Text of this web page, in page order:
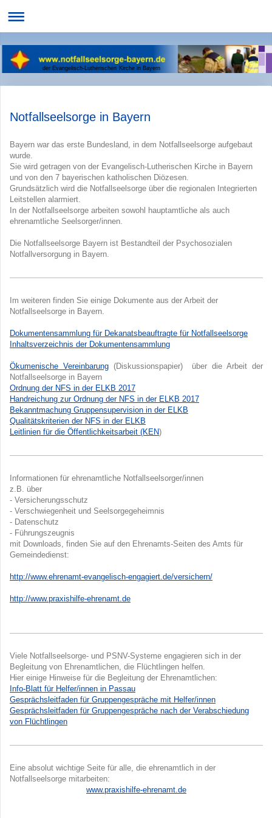
der Evangelisch-Lutherischen Kirche in Bayern
Notfallseelsorge in Bayern
Bayern war das erste Bundesland, in dem Notfallseelsorge aufgebaut
wurde.
Sie wird getragen von der Evangelisch-Lutherischen Kirche in Bayern
und von den 7 bayerischen katholischen Diözesen.
Grundsätzlich wird die Notfallseelsorge über die regionalen Integrierten
Leitstellen alarmiert.
In der Notfallseelsorge arbeiten sowohl hauptamtliche als auch
ehrenamtliche Seelsorger/innen.
Die Notfallseelsorge Bayern ist Bestandteil der Psychosozialen
Notfallversorgung in Bayern.
Im weiteren finden Sie einige Dokumente aus der Arbeit der
Notfallseelsorge in Bayern.
Dokumentensammlung für Dekanatsbeauftragte für Notfallseelsorge
Inhaltsverzeichnis der Dokumentensammlung
Ökumenische Vereinbarung(Diskussionspapier) über die Arbeit der
Notfallseelsorge in Bayern
Ordnung der NFS in der ELKB 2017
Handreichung zur Ordnung der NFS in der ELKB 2017
Bekanntmachung Gruppensupervision in der ELKB
Qualitätskriterien der NFS in der ELKB
Leitlinien für die Öffentlichkeitsarbeit (KEN)
Informationen für ehrenamtliche Notfallseelsorger/innen
z.B. über
- Versicherungsschutz
- Verschwiegenheit und Seelsorgegeheimnis
- Datenschutz
- Führungszeugnis
mit Downloads, finden Sie auf den Ehrenamts-Seiten des Amts für
Gemeindedienst:
http://www.ehrenamt-evangelisch-engagiert.de/versichern/
http://www.praxishilfe-ehrenamt.de
Viele Notfallseelsorge- und PSNV-Systeme engagieren sich in der
Begleitung von Ehrenamtlichen, die Flüchtlingen helfen.
Hier einige Hinweise für die Begleitung der Ehrenamtlichen:
Info-Blatt für Helfer/innen in Passau
Gesprächsleitfaden für Gruppengespräche mit Helfer/innen
Gesprächsleitfaden für Gruppengespräche nach der Verabschiedung
von Flüchtlingen
Eine absolut wichtige Seite für alle, die ehrenamtlich in der
Notfallseelsorge mitarbeiten:
www.praxishilfe-ehrenamt.de